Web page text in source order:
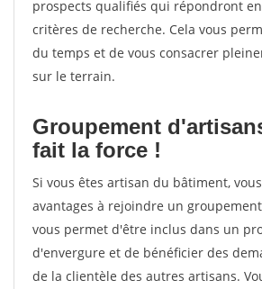
prospects qualifiés qui répondront
critères de recherche. Cela vous
du temps et de vous consacrer
sur le terrain.
Groupement
fait la force !
Si vous êtes artisan du bâtiment,
avantages à rejoindre un
vous permet d'être inclus dans un
d'envergure et de bénéficier des
de la clientèle des autres artisans.